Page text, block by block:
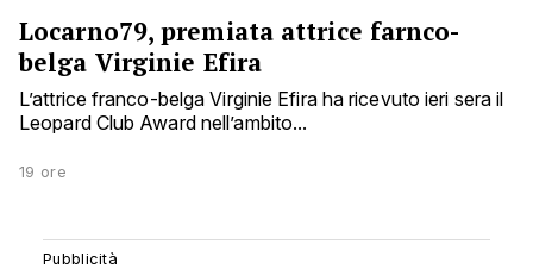
Locarno79, premiata attrice farnco-
belga Virginie Efira
L’attrice franco-belga Virginie Efira ha ricevuto ieri sera il
Leopard Club Award nell’ambito...
19 ore